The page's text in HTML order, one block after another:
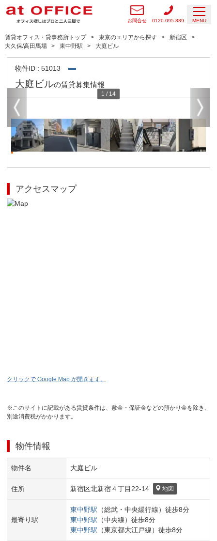
お問合せ 0120-095-889 MENU
賃貸オフィス・貸事務所トップ 東京のエリアから探す
新宿区
大久保/高田馬場
東中野駅 大庭ビル
物件ID : 51013
大庭ビルの賃貸募集情報
1 / 14
アクセスマップ
クリックで Google Map が開きます。
※このサイトに記載がある賃貸条件は、敷金・保証金などの預かり金を除き、
別途消費税がかかります。
物件情報
物件名 大庭ビル
住所 新宿区北新宿４丁目 22-14 地図
最寄り駅
東中野駅 （総武・中央緩行線） 徒歩8分
東中野駅 （中央線） 徒歩8分
東中野駅 （東京都大江戸線） 徒歩8分